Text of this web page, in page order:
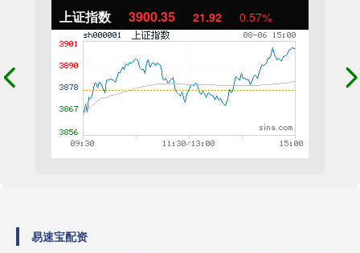
上证指数 3900.35 21.92 0.57%
易速宝配资